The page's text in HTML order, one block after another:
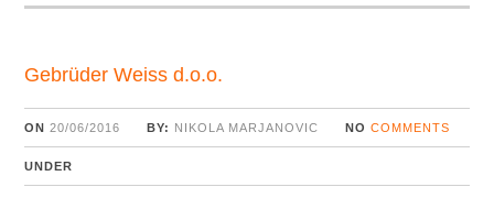
Gebrüder Weiss d.o.o.
ON 20/06/2016 BY: NIKOLA MARJANOVIC NO COMMENTS
UNDER